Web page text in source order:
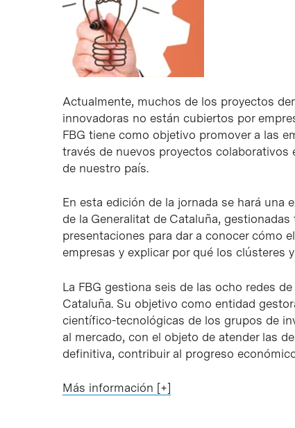
Actualmente, muchos de los proyectos
innovadoras no están cubiertos por
FBG tiene como objetivo promover a las
través de nuevos proyectos colaborativos
de nuestro país.
En esta edición de la jornada se hará
de la Generalitat de Cataluña,
presentaciones para dar a conocer cómo
empresas y explicar por qué los clústeres
La FBG gestiona seis de las ocho redes
Cataluña. Su objetivo como entidad
científico-tecnológicas de los grupos de
al mercado, con el objeto de atender las
definitiva, contribuir al progreso
Más información [+]